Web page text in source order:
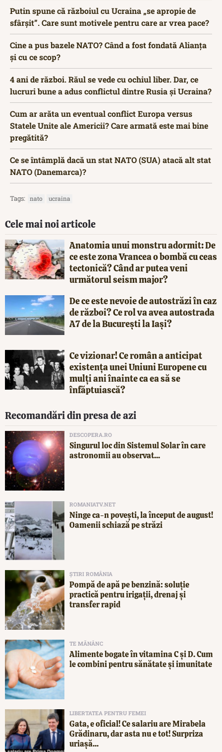
Putin spune că războiul cu Ucraina „se apropie de
sfârșit”. Care sunt motivele pentru care ar vrea pace?
Cine a pus bazele NATO? Când a fost fondată Alianța
și cu ce scop?
4 ani de război. Răul se vede cu ochiul liber. Dar, ce
lucruri bune a adus conflictul dintre Rusia și Ucraina?
Cum ar arăta un eventual conflict Europa versus
Statele Unite ale Americii? Care armată este mai bine
pregătită?
Ce se întâmplă dacă un stat NATO (SUA) atacă alt stat
NATO (Danemarca)?
Tags: nato ucraina
Cele mai noi articole
Anatomia unui monstru adormit: De
ce este zona Vrancea o bombă cu ceas
tectonică? Când ar putea veni
următorul seism major?
De ce este nevoie de autostrăzi în caz
de război? Ce rol va avea autostrada
A7 de la București la Iași?
Ce vizionar! Ce român a anticipat
existența unei Uniuni Europene cu
mulți ani înainte ca ea să se
înfăptuiască?
Recomandări din presa de azi
DESCOPERA.RO
Singurul loc din Sistemul Solar în care
astronomii au observat...
ROMANIATV.NET
Ninge ca-n povești, la început de august!
Oamenii schiază pe străzi
ȘTIRI ROMÂNIA
Pompă de apă pe benzină: soluție
practică pentru irigații, drenaj și
transfer rapid
TE MĂNÂNC
Alimente bogate în vitamina C și D. Cum
le combini pentru sănătate și imunitate
LIBERTATEA PENTRU FEMEI
Gata, e oficial! Ce salariu are Mirabela
Grădinaru, dar asta nu e tot! Surpriza
uriașă...